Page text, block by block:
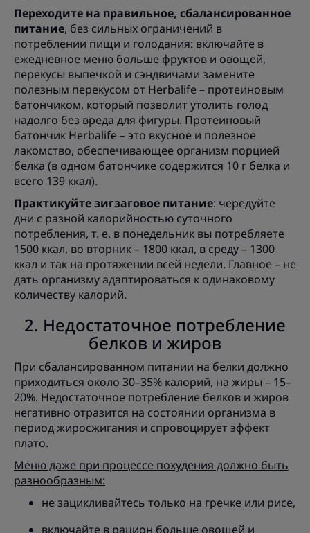
Переходите на правильное, сбалансированное
питание, без сильных ограничений в
потреблении пищи и голодания: включайте в
ежедневное меню больше фруктов и овощей,
перекусы выпечкой и сэндвичами замените
полезным перекусом от Herbalife – протеиновым
батончиком, который позволит утолить голод
надолго без вреда для фигуры. Протеиновый
батончик Herbalife – это вкусное и полезное
лакомство, обеспечивающее организм порцией
белка (в одном батончике содержится 10 г белка и
всего 139 ккал).
Практикуйте зигзаговое питание: чередуйте
дни с разной калорийностью суточного
потребления, т. е. в понедельник вы потребляете
1500 ккал, во вторник – 1800 ккал, в среду – 1300
ккал и так на протяжении всей недели. Главное – не
дать организму адаптироваться к одинаковому
количеству калорий.
2. Недостаточное потребление
белков и жиров
При сбалансированном питании на белки должно
приходиться около 30–35% калорий, на жиры – 15–
20%. Недостаточное потребление белков и жиров
негативно отразится на состоянии организма в
период жиросжигания и спровоцирует эффект
плато.
Меню даже при процессе похудения должно быть
разнообразным:
не зацикливайтесь только на гречке или рисе,
включайте в рацион больше овощей и